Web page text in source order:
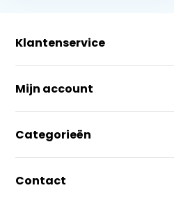
Klantenservice
Mijn account
Categorieën
Contact